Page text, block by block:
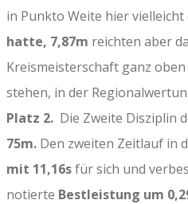
in Punkto Weite hier
hatte, 7,87m reichten aber
Kreismeisterschaft ganz
stehen, in der
Platz 2. Die Zweite Disziplin
75m. Den zweiten Zeitlauf in
mit 11,16sfür sich und
notierte Bestleistung um